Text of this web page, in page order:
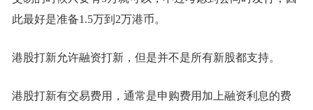
此最好是准备1.5万到2万港币。
港股打新允许融资打新，但是并不是所有新股都支持。
港股打新有交易费用，通常是申购费用加上融资利息的费